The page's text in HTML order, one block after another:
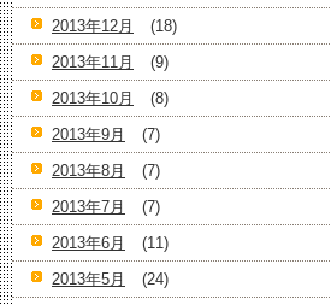
2013年12月
(18)
2013年11月
(9)
2013年10月
(8)
2013年9月
(7)
2013年8月
(7)
2013年7月
(7)
2013年6月
(11)
2013年5月
(24)